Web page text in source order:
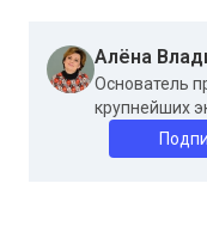
Алёна
Основатель
крупнейших